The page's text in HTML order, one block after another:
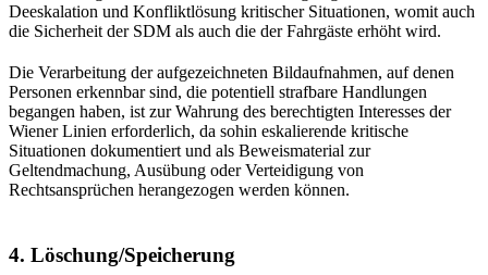
Deeskalation und Konfliktlösung kritischer Situationen, womit auch
die Sicherheit der SDM als auch die der Fahrgäste erhöht wird.
Die Verarbeitung der aufgezeichneten Bildaufnahmen, auf denen
Personen erkennbar sind, die potentiell strafbare Handlungen
begangen haben, ist zur Wahrung des berechtigten Interesses der
Wiener Linien erforderlich, da sohin eskalierende kritische
Situationen dokumentiert und als Beweismaterial zur
Geltendmachung, Ausübung oder Verteidigung von
Rechtsansprüchen herangezogen werden können.
4. Löschung/Speicherung